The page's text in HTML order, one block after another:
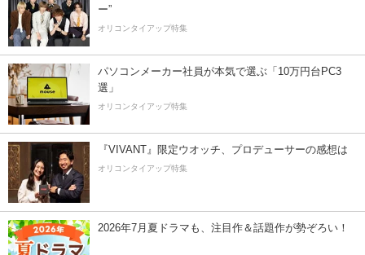
ー”
オリコンタイアップ特集
パソコンメーカー社員が本気で選ぶ「10万円台PC3
選」
オリコンタイアップ特集
『VIVANT』限定ウオッチ、プロデューサーの感想は
オリコンタイアップ特集
2026年7月夏ドラマも、注目作＆話題作が勢ぞろい！